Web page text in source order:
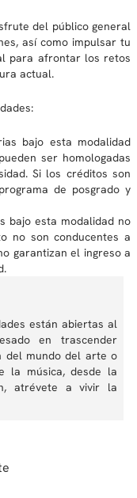
del público general
así como impulsar tu
para afrontar los retos
actual.
bajo esta modalidad
ser homologadas
Si los créditos son
de posgrado y
bajo esta modalidad no
no son conducentes a
garantizan el ingreso a
están abiertas al
en trascender
del mundo del arte o
la música, desde la
atrévete a vivir la